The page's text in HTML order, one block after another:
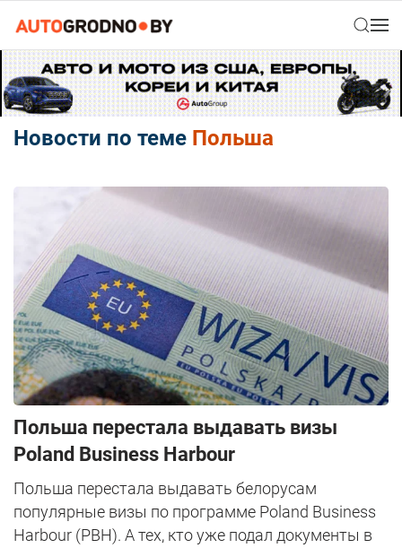
Новости по теме Польша
Польша перестала выдавать визы
Poland Business Harbour
Польша перестала выдавать белорусам
популярные визы по программе Poland Business
Harbour (РВН). А тех, кто уже подал документы в